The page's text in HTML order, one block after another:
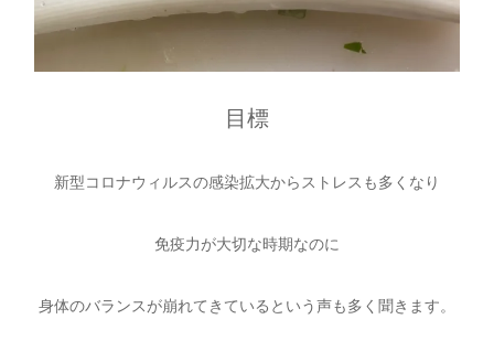
目標
新型コロナウィルスの感染拡大からストレスも多くなり
免疫力が大切な時期なのに
身体のバランスが崩れてきているという声も多く聞きます。